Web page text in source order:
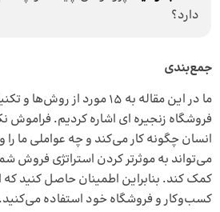
دارد؟
جمع‌بندی
ما در این مقاله به 15 مورد
فروشگاه زنجیره‌ ای اشاره کردیم. فراموش
انسان چگونه کار می‌کند و چه عواملی ما را
می‌تواند به موثرتر کردن استراتژی فروش
کمک کند. بنابراین اطمینان حاصل کنید
کسب‌وکار و فروشگاه خود استفاده می‌کنید.